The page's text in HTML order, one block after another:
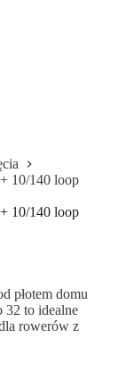
10/140 loop
10/140 loop
płotem domu
32 to idealne
rowerów z